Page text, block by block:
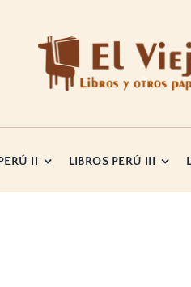
II LIBROS PERÚ III